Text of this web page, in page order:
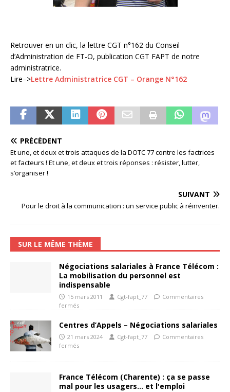
Retrouver en un clic, la lettre CGT n°162 du Conseil
d’Administration de FT-O, publication CGT FAPT de notre
administratrice.
Lire–>Lettre Administratrice CGT – Orange N°162
PRÉCÉDENT
Et une, et deux et trois attaques de la DOTC 77 contre les factrices
et facteurs ! Et une, et deux et trois réponses : résister, lutter,
s’organiser !
SUIVANT
Pour le droit à la communication : un service public à réinventer.
SUR LE MÊME THÈME
Négociations salariales à France Télécom :
La mobilisation du personnel est
indispensable
15 mars 2011 Cgt-fapt_77
Commentaires
fermés
Centres d’Appels – Négociations salariales
21 mars 2024 Cgt-fapt_77
Commentaires
fermés
France Télécom (Charente) : ça se passe
mal pour les usagers… et l'emploi